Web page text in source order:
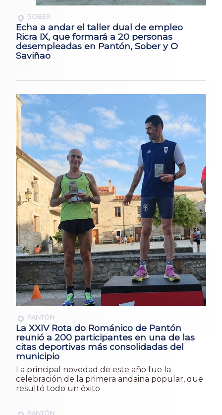
SOBER
Echa a andar el taller dual de empleo
Ricra IX, que formará a 20 personas
desempleadas en Pantón, Sober y O
Saviñao
PANTÓN
La XXIV Rota do Románico de Pantón
reunió a 200 participantes en una de las
citas deportivas más consolidadas del
municipio
La principal novedad de este año fue la
celebración de la primera andaina popular, que
resultó todo un éxito
PANTÓN